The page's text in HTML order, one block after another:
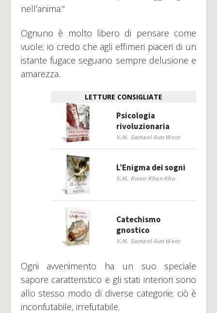
nell’anima.”
Ognuno è molto libero di pensare come
vuole; io credo che agli effimeri piaceri di un
istante fugace seguano sempre delusione e
amarezza.
LETTURE CONSIGLIATE
Psicologia
rivoluzionaria
V.M. Samael Aun Weor
L’Enigma dei sogni
V.M. Kwen Khan Khu
Catechismo
gnostico
V.M. Samael Aun Weor
Ogni avvenimento ha un suo speciale
sapore caratteristico e gli stati interiori sono
allo stesso modo di diverse categorie; ciò è
inconfutabile, irrefutabile.